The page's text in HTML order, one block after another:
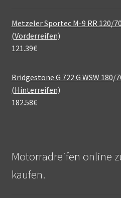
Metzeler Sportec M-9 RR 120/
(Vorderreifen)
121.39€
Bridgestone G 722 G WSW 180/
(Hinterreifen)
182.58€
Motorradreifen online
kaufen.